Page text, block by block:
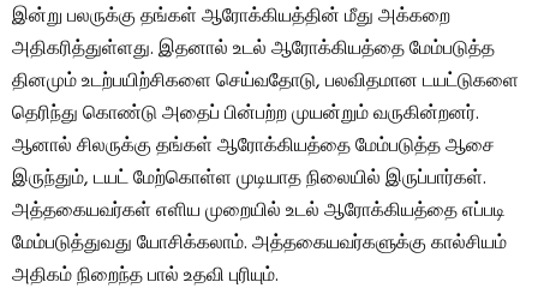
இன்று பலருக்கு தங்கள் ஆரோக்கியத்தின் மீது அக்கறை
அதிகரித்துள்ளது. இதனால் உடல் ஆரோக்கியத்தை மேம்படுத்த
தினமும் உடற்பயிற்சிகளை செய்வதோடு, பலவிதமான டயட்டுகளை
தெரிந்து கொண்டு அதைப் பின்பற்ற முயன்றும் வருகின்றனர்.
ஆனால் சிலருக்கு தங்கள் ஆரோக்கியத்தை மேம்படுத்த ஆசை
இருந்தும், டயட் மேற்கொள்ள முடியாத நிலையில் இருப்பார்கள்.
அத்தகையவர்கள் எளிய முறையில் உடல் ஆரோக்கியத்தை எப்படி
மேம்படுத்துவது யோசிக்கலாம். அத்தகையவர்களுக்கு கால்சியம்
அதிகம் நிறைந்த பால் உதவி புரியும்.